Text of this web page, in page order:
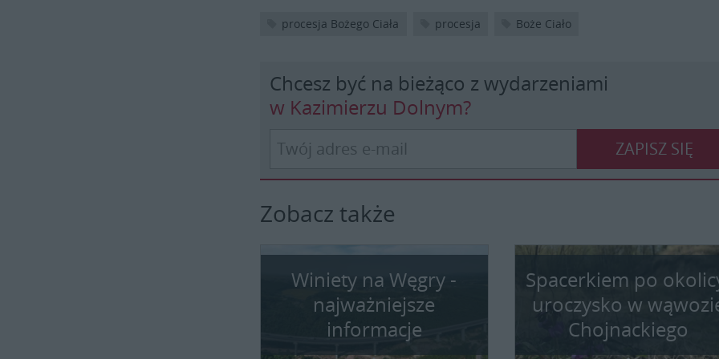
procesja Bożego Ciała procesja Boże Ciało
Chcesz być na bieżąco z wydarzeniami
w Kazimierzu Dolnym?
ZAPISZ SIĘ
Zobacz także
Winiety na Węgry -
najważniejsze
informacje
Spacerkiem po
uroczysko w
Chojnackiego